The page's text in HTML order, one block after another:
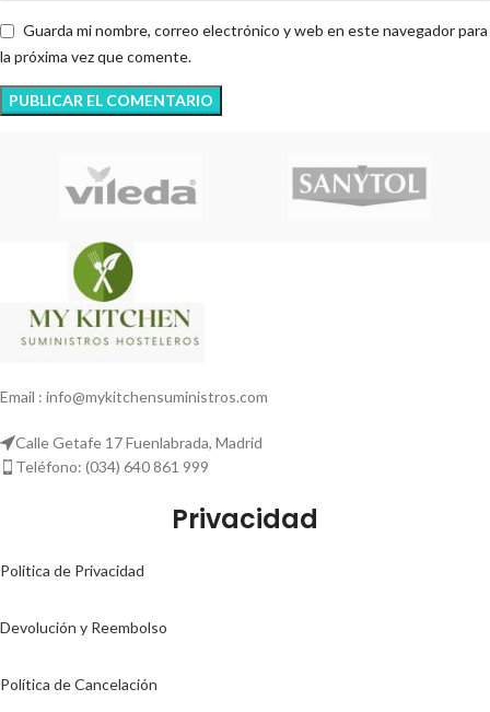
Guarda mi nombre, correo electrónico y web en este navegador para
la próxima vez que comente.
Email : info@mykitchensuministros.com
Calle Getafe 17 Fuenlabrada, Madrid
Teléfono: (034) 640 861 999
Privacidad
Politica de Privacidad
Devolución y Reembolso
Política de Cancelación